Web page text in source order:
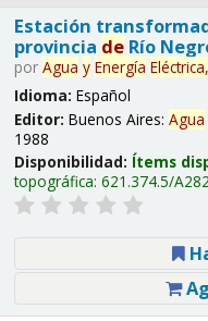
Estación
provincia deRío
por Agua y Energía Eléctrica,
Idioma: Español
Editor: Buenos Aires: Agua
1988
Disponibilidad: Ítems
topográfica: 621.374.5/